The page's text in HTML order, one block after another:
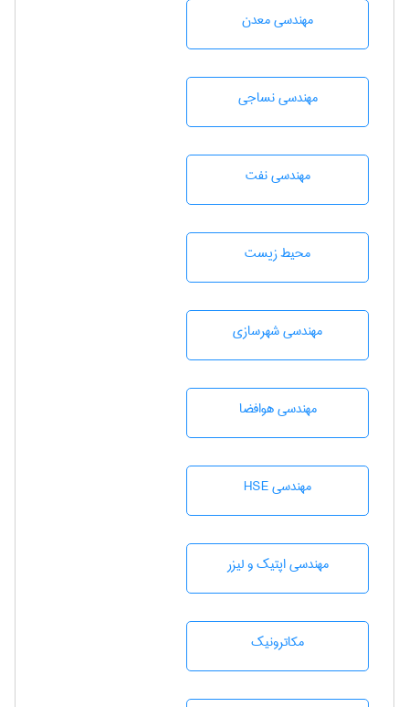
مهندسی معدن
مهندسي نساجی
مهندسی نفت
محيط زيست
مهندسی شهرسازی
مهندسی هوافضا
مهندسی HSE
مهندسی اپتیک و لیزر
مکاترونیک